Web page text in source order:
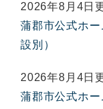
2026年8月4日
蒲郡市公式ホ
設別）
2026年8月4日
蒲郡市公式ホ